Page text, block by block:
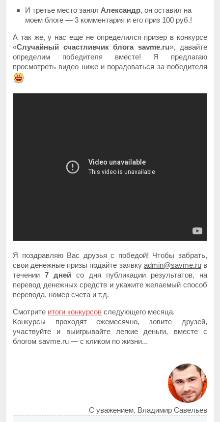
И третье место занял Александр, он оставил на
моем блоге — 3 комментария и его приз 100 руб.!
А так же, у нас еще не определился призер в конкурсе
«Случайный счастливчик блога savme.ru», давайте
определим победителя вместе! Я предлагаю
просмотреть видео ниже и порадоваться за победителя
Я поздравляю Вас друзья с победой! Чтобы забрать,
свои денежные призы подайте заявку admin@savme.ruв
течении7 дней со дня публикации результатов, на
перевод денежных средств и укажите желаемый способ
перевода, номер счета и т.д.
Смотрите итоги конкурсов следующего месяца.
Конкурсы проходят ежемесячно, зовите друзей,
участвуйте и выигрывайте легкие деньги, вместе с
блогом savme.ru — с кликом по жизни...
С уважением, Владимир Савельев